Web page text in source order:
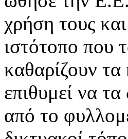
χρήση τους
ιστότοπο που
καθαρίζουν
επιθυμεί να
από το